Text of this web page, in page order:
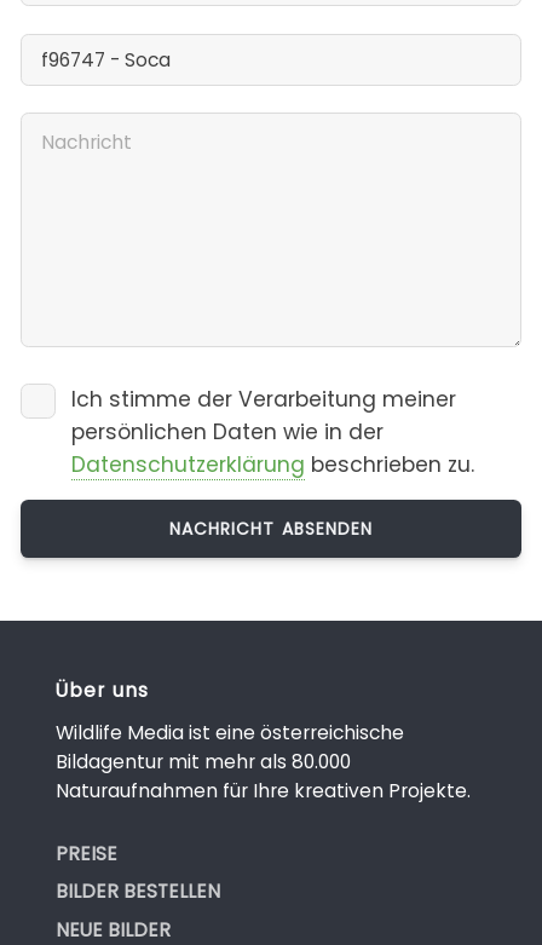
Ich stimme der Verarbeitung meiner
persönlichen Daten wie in der
Datenschutzerklärung beschrieben zu.
Über uns
Wildlife Media ist eine österreichische
Bildagentur mit mehr als 80.000
Naturaufnahmen für Ihre kreativen Projekte.
PREISE
BILDER BESTELLEN
NEUE BILDER